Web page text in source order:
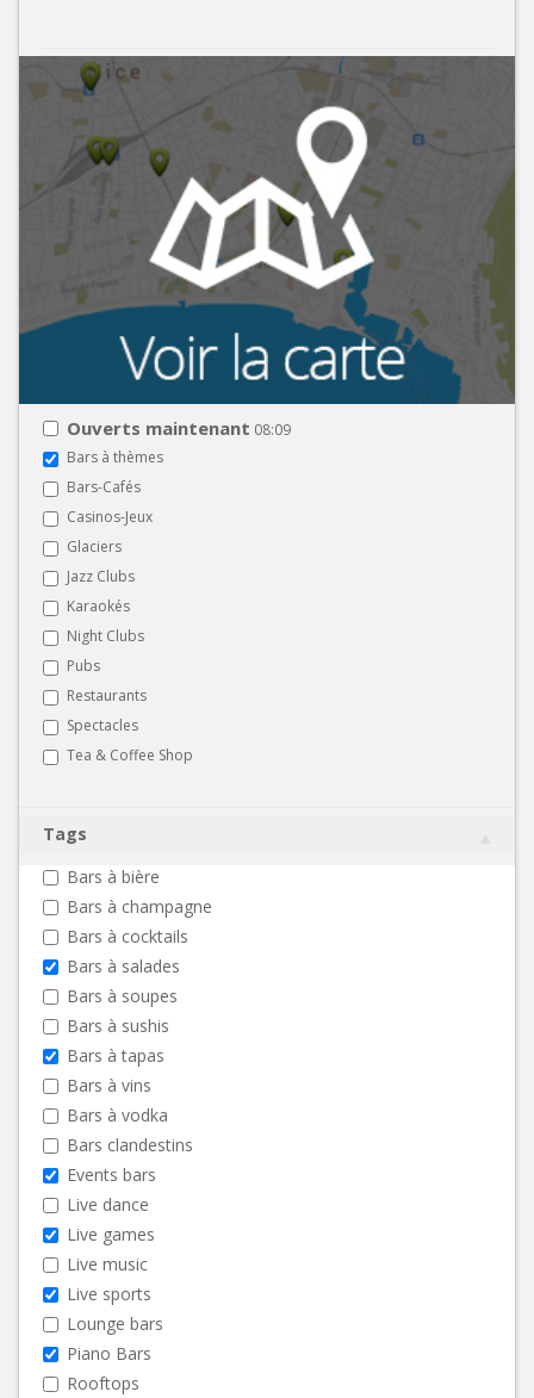
Ouverts maintenant 08:09
Bars à thèmes
Bars-Cafés
Casinos-Jeux
Glaciers
Jazz Clubs
Karaokés
Night Clubs
Pubs
Restaurants
Spectacles
Tea & Coffee Shop
Tags
Bars à bière
Bars à champagne
Bars à cocktails
Bars à salades
Bars à soupes
Bars à sushis
Bars à tapas
Bars à vins
Bars à vodka
Bars clandestins
Events bars
Live dance
Live games
Live music
Live sports
Lounge bars
Piano Bars
Rooftops